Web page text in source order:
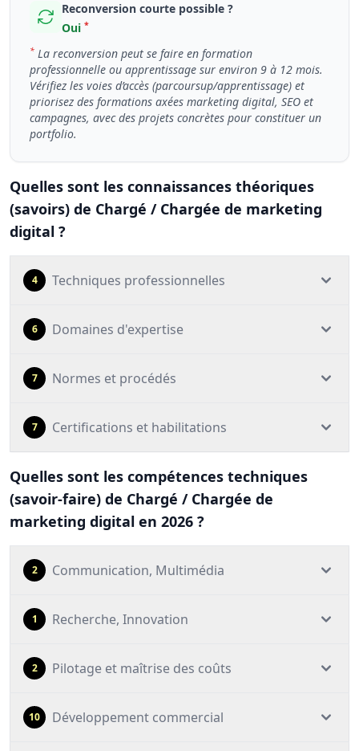
Reconversion courte possible ?
Oui *
* La reconversion peut se faire en formation
professionnelle ou apprentissage sur environ 9 à 12 mois.
Vérifiez les voies d’accès (parcoursup/apprentissage) et
priorisez des formations axées marketing digital, SEO et
campagnes, avec des projets concrètes pour constituer un
portfolio.
Quelles sont les connaissances théoriques
(savoirs) de Chargé / Chargée de marketing
digital ?
4 Techniques professionnelles
6 Domaines d'expertise
7 Normes et procédés
7 Certifications et habilitations
Quelles sont les compétences techniques
(savoir-faire) de Chargé / Chargée de
marketing digital en 2026 ?
2 Communication, Multimédia
1 Recherche, Innovation
2 Pilotage et maîtrise des coûts
10 Développement commercial